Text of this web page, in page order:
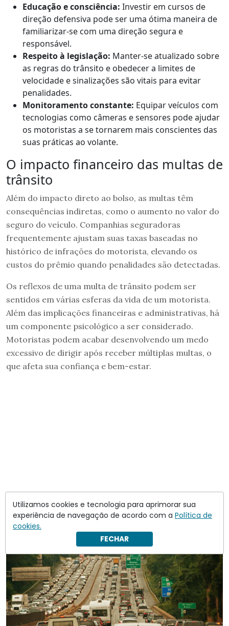
Educação e consciência: Investir em cursos de
direção defensiva pode ser uma ótima maneira de
familiarizar-se com uma direção segura e
responsável.
Respeito à legislação: Manter-se atualizado sobre
as regras do trânsito e obedecer a limites de
velocidade e sinalizações são vitais para evitar
penalidades.
Monitoramento constante: Equipar veículos com
tecnologias como câmeras e sensores pode ajudar
os motoristas a se tornarem mais conscientes das
suas práticas ao volante.
O impacto financeiro das multas de
trânsito
Além do impacto direto ao bolso, as multas têm
consequências indiretas, como o aumento no valor do
seguro do veículo. Companhias seguradoras
frequentemente ajustam suas taxas baseadas no
histórico de infrações do motorista, elevando os
custos do prêmio quando penalidades são detectadas.
Os reflexos de uma multa de trânsito podem ser
sentidos em várias esferas da vida de um motorista.
Além das implicações financeiras e administrativas, há
um componente psicológico a ser considerado.
Motoristas podem acabar desenvolvendo um medo
excessivo de dirigir após receber múltiplas multas, o
que afeta sua confiança e bem-estar.
Utilizamos cookies e tecnologia para aprimorar sua
experiência de navegação de acordo com a Política de
cookies.
FECHAR